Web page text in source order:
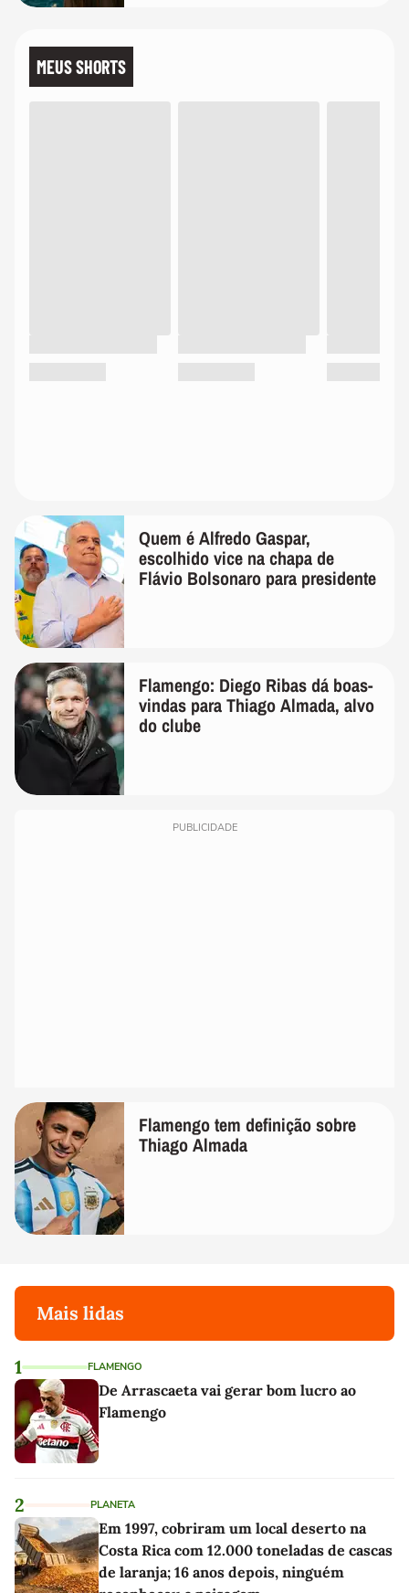
MEUS SHORTS
Quem é Alfredo Gaspar,
escolhido vice na chapa de
Flávio Bolsonaro para presidente
Flamengo: Diego Ribas dá boas-
vindas para Thiago Almada, alvo
do clube
PUBLICIDADE
Flamengo tem definição sobre
Thiago Almada
Mais lidas
1 FLAMENGO
De Arrascaeta vai gerar bom lucro ao
Flamengo
2 PLANETA
Em 1997, cobriram um local deserto na
Costa Rica com 12.000 toneladas de cascas
de laranja; 16 anos depois, ninguém